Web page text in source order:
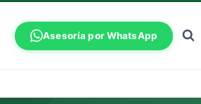
Asesoría por WhatsApp